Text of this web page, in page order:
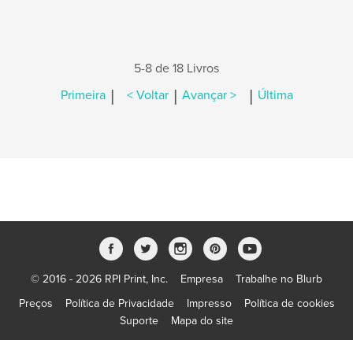
5-8 de 18 Livros
Primeira | < Voltar | Avançar > | Última
© 2016 - 2026 RPI Print, Inc. Empresa
Trabalhe no Blurb
Preços
Política de Privacidade Impresso
Política de cookies
Suporte
Mapa do site